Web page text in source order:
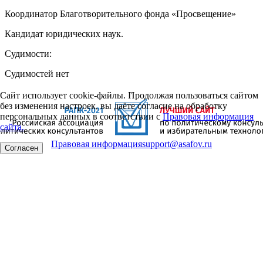
Координатор Благотворительного фонда «Просвещение»
Кандидат юридических наук.
Судимости:
Судимостей нет
Сайт использует cookie-файлы. Продолжая пользоваться сайтом
без изменения настроек, вы даёте согласие на обработку
персональных данных в соответствии сПравовая информация
сайта.
Согласен Правовая информацияsupport@asafov.ru